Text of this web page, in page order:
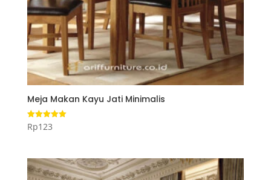
Meja Makan Kayu Jati Minimalis
Dinilai
5.00
Rp123